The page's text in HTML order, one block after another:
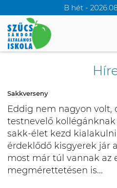
B hét -
Sakkverseny
Eddig nem nagyon volt,
testnevelő
sakk-élet kezd
érdeklődő kisgyerek jár
most már túl vannak az
megmérettetésen is...